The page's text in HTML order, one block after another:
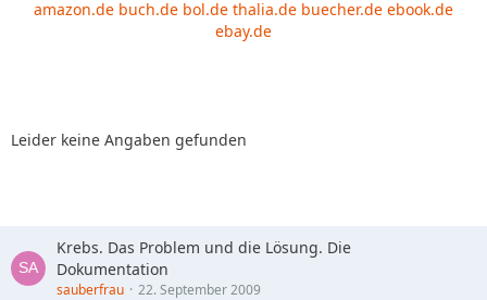
amazon.de buch.de bol.de thalia.de buecher.de ebook.de
ebay.de
Leider keine Angaben gefunden
Krebs. Das Problem und die Lösung. Die
Dokumentation
sauberfrau 22. September 2009